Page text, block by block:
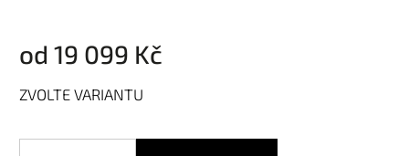
od 19 099 Kč
ZVOLTE VARIANTU